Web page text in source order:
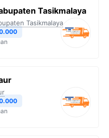
Tasikmalaya
Tasikmalaya